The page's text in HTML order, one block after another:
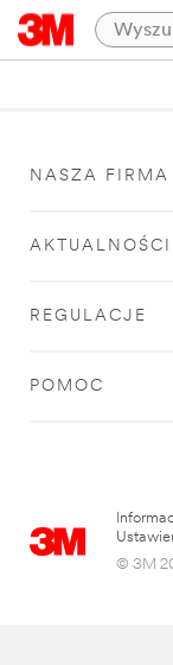
NASZA FIRMA
AKTUALNOŚCI
REGULACJE
POMOC
© 3M